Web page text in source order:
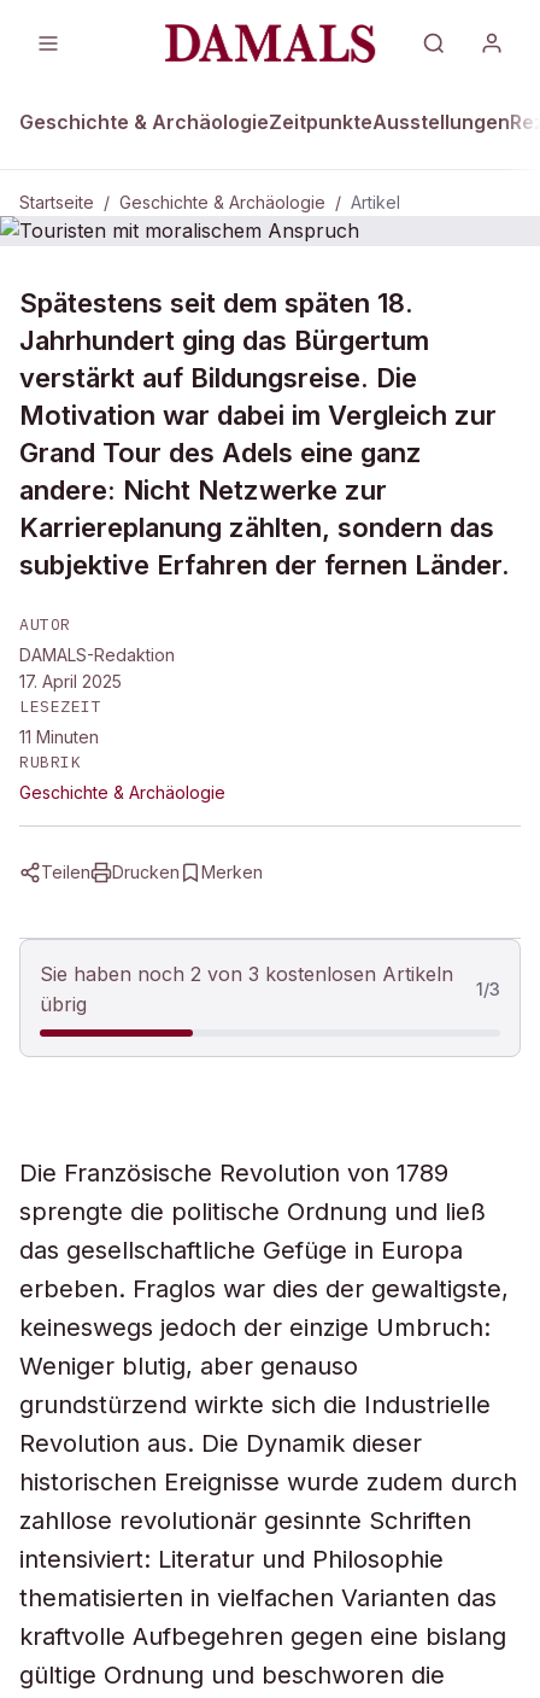
Geschichte & ArchäologieZeitpunkteAusstellungen
Startseite / Geschichte & Archäologie / Artikel
DAMALS Plus GESCHICHTE & ARCHÄOLOGIE
Touristen mit moralischem
Anspruch
Spätestens seit dem späten 18.
Jahrhundert ging das Bürgertum
verstärkt auf Bildungsreise. Die
Motivation war dabei im Vergleich zur
Grand Tour des Adels eine ganz
andere: Nicht Netzwerke zur
Karriereplanung zählten, sondern das
subjektive Erfahren der fernen Länder.
AUTOR
DAMALS-Redaktion
17. April 2025
LESEZEIT
11 Minuten
RUBRIK
Geschichte & Archäologie
Teilen Drucken Merken
Sie haben noch 2 von 3 kostenlosen Artikeln
übrig
1/3
Die Französische Revolution von 1789
sprengte die politische Ordnung und ließ
das gesellschaftliche Gefüge in Europa
erbeben. Fraglos war dies der gewaltigste,
keineswegs jedoch der einzige Umbruch:
Weniger blutig, aber genauso
grundstürzend wirkte sich die Industrielle
Revolution aus. Die Dynamik dieser
historischen Ereignisse wurde zudem durch
zahllose revolutionär gesinnte Schriften
intensiviert: Literatur und Philosophie
thematisierten in vielfachen Varianten das
kraftvolle Aufbegehren gegen eine bislang
gültige Ordnung und beschworen die